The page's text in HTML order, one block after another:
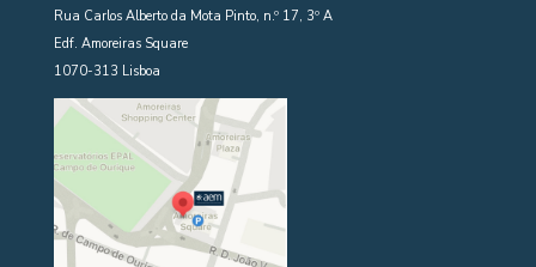
Rua Carlos Alberto da Mota Pinto, n.º 17, 3º A
Edf. Amoreiras Square
1070-313 Lisboa